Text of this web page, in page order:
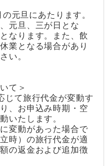
元旦にあたります。
元旦、三が日とな
なります。また、飲
業となる場合があり
い。
て＞
じて旅行代金が変動す
、お申込み時期・空
いたします。
変動があった場合で
時）の旅行代金が適
の返金および追加徴